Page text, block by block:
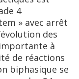
4
» avec arrêt
des
à
de réactions
biphasique se